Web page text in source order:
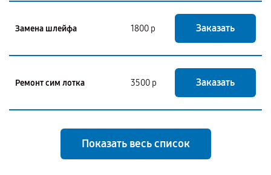
Замена шлейфа 1800 р Заказать
Ремонт сим лотка 3500 р Заказать
Показать весь список